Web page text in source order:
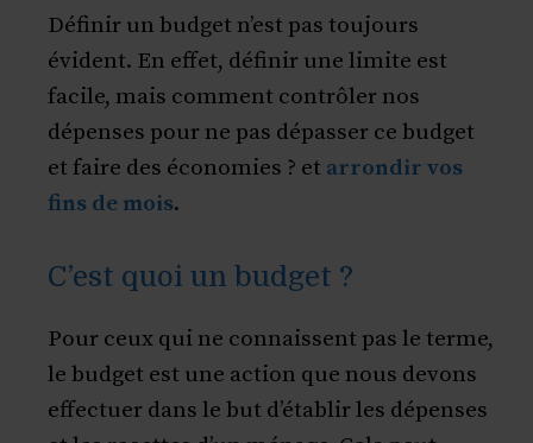
Définir un budget n’est pas toujours
évident. En effet, définir une limite est
facile, mais comment contrôler nos
dépenses pour ne pas dépasser ce budget
et faire des économies ? et arrondir vos
fins de mois.
C’est quoi un budget ?
Pour ceux qui ne connaissent pas le terme,
le budget est une action que nous devons
effectuer dans le but d’établir les dépenses